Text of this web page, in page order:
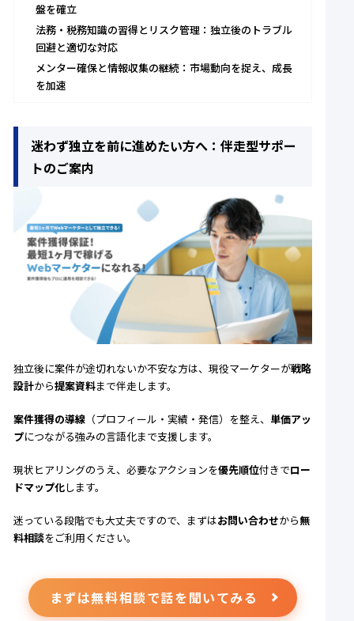
盤を確立
法務・税務知識の習得とリスク管理：独立後のトラブル
回避と適切な対応
メンター確保と情報収集の継続：市場動向を捉え、成長
を加速
迷わず独立を前に進めたい方へ：伴走型サポー
トのご案内
独立後に案件が途切れないか不安な方は、現役マーケターが戦略
設計から提案資料まで伴走します。
案件獲得の導線 （プロフィール・実績・発信）を整え、 単価アッ
プにつながる強みの言語化まで支援します。
現状ヒアリングのうえ、必要なアクションを優先順位付きでロー
ドマップ化します。
迷っている段階でも大丈夫ですので、まずはお問い合わせから無
料相談をご利用ください。
まずは無料相談で話を聞いてみる